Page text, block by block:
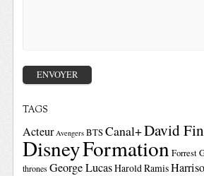
TAGS
Acteur Avengers BTSCanal+David
DisneyFormationForrest
thrones George LucasHarold Ramis